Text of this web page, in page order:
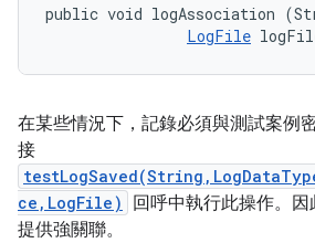
public void logAssociation
LogFile
在某些情況下，記錄必須與測試案例
接
ce,LogFile)
回呼中執行此操作。
提供強關聯。